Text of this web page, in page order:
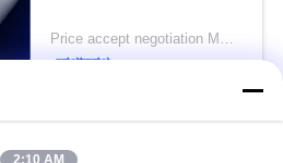
Price accept negotiation MOQ:1 টুকরা
যোগাযোগ
2:10 AM